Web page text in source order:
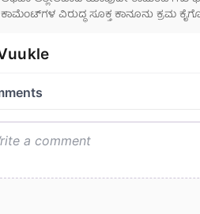
ಕಾಮೆಂಟ್‌ಗಳ ವಿರುದ್ಧ ಸೂಕ್ತ ಕಾನೂನು ಕ್ರಮ